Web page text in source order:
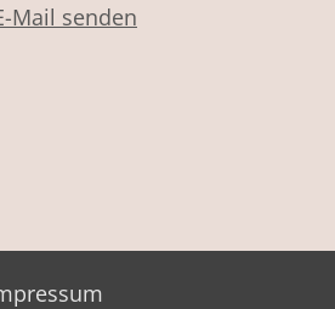
Mail senden
Instragram
Trier auf Facebook